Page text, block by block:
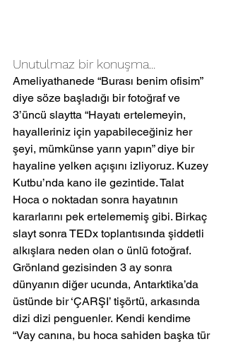
Unutulmaz bir konuşma...
Ameliyathanede “Burası benim ofisim”
diye söze başladığı bir fotoğraf ve
3’üncü slaytta “Hayatı ertelemeyin,
hayalleriniz için yapabileceğiniz her
şeyi, mümkünse yarın yapın” diye bir
hayaline yelken açışını izliyoruz. Kuzey
Kutbu’nda kano ile gezintide. Talat
Hoca o noktadan sonra hayatının
kararlarını pek ertelememiş gibi. Birkaç
slayt sonra TEDx toplantısında şiddetli
alkışlara neden olan o ünlü fotoğraf.
Grönland gezisinden 3 ay sonra
dünyanın diğer ucunda, Antarktika’da
üstünde bir ‘ÇARŞI’ tişörtü, arkasında
dizi dizi penguenler. Kendi kendime
“Vay canına, bu hoca sahiden başka tür